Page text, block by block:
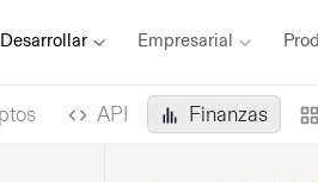
Desarrollar Empresarial
API Finanzas